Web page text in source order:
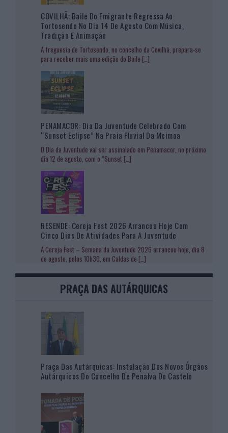
COVILHÃ: Baile Do Emigrante Regressa Ao
Tortosendo No Dia 14 De Agosto Com Música,
Tradição E Animação
A freguesia de Tortosendo, no concelho da Covilhã, prepara-se
para receber mais uma edição do Baile […]
PENAMACOR: Dia Da Juventude Celebrado Com
“Sunset Eclipse” Na Praia Fluvial Da Meimoa
O Dia da Juventude vai ser assinalado em Penamacor, no próximo
dia 12 de agosto, com o “Sunset […]
RESENDE: Cereja Fest 2026 Arrancou Hoje Com
Cinco Dias De Atividades Para A Juventude
A Cereja Fest – Semana da Juventude 2026 arrancou hoje, dia 8
de agosto, pelas 10h30, em Caldas de […]
PRAÇA DAS AUTÁRQUICAS
Praça Das Autárquicas: Instalação Dos Novos Órgãos
Autárquicos Do Concelho De Penalva Do Castelo